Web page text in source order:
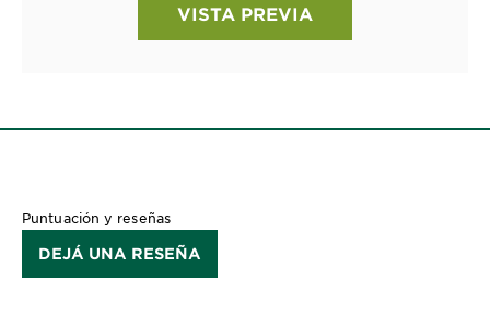
VISTA PREVIA
Puntuación y reseñas
DEJÁ UNA RESEÑA